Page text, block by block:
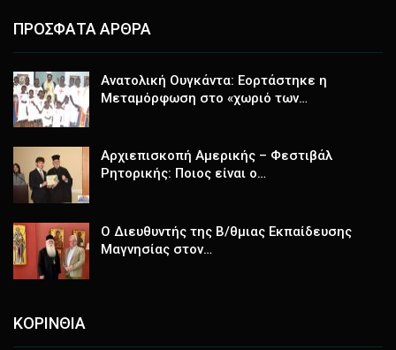
ΠΡΟΣΦΑΤΑ ΑΡΘΡΑ
Ανατολική Ουγκάντα: Εορτάστηκε η
Μεταμόρφωση στο «χωριό των…
Αρχιεπισκοπή Αμερικής – Φεστιβάλ
Ρητορικής: Ποιος είναι ο…
Ο Διευθυντής της Β/θμιας Εκπαίδευσης
Μαγνησίας στον…
ΚΟΡΙΝΘΙΑ